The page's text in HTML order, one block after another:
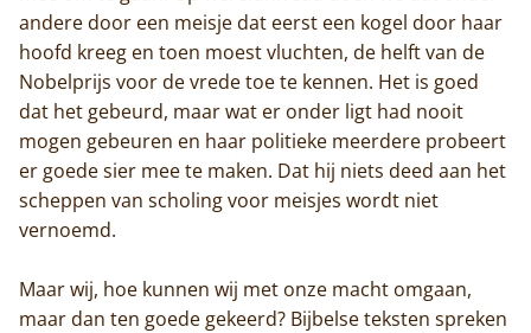
Actueel
Monnik worden
Contact
andere door een meisje dat eerst een kogel door haar
hoofd kreeg en toen moest vluchten, de helft van de
Nobelprijs voor de vrede toe te kennen. Het is goed
dat het gebeurd, maar wat er onder ligt had nooit
mogen gebeuren en haar politieke meerdere probeert
er goede sier mee te maken. Dat hij niets deed aan het
scheppen van scholing voor meisjes wordt niet
vernoemd.
Maar wij, hoe kunnen wij met onze macht omgaan,
maar dan ten goede gekeerd? Bijbelse teksten spreken